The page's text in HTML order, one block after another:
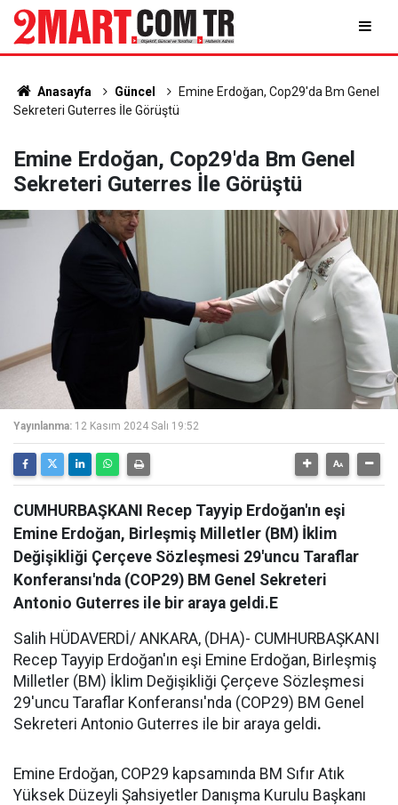
Anasayfa Güncel
Emine Erdoğan, Cop29'da Bm Genel
Sekreteri Guterres İle Görüştü
Emine Erdoğan, Cop29'da Bm Genel
Sekreteri Guterres İle Görüştü
Yayınlanma: 12 Kasım 2024 Salı 19:52
CUMHURBAŞKANI Recep Tayyip Erdoğan'ın eşi
Emine Erdoğan, Birleşmiş Milletler (BM) İklim
Değişikliği Çerçeve Sözleşmesi 29'uncu Taraflar
Konferansı'nda (COP29) BM Genel Sekreteri
Antonio Guterres ile bir araya geldi.E
Salih HÜDAVERDİ/ ANKARA, (DHA)- CUMHURBAŞKANI
Recep Tayyip Erdoğan'ın eşi Emine Erdoğan, Birleşmiş
Milletler (BM) İklim Değişikliği Çerçeve Sözleşmesi
29'uncu Taraflar Konferansı'nda (COP29) BM Genel
Sekreteri Antonio Guterres ile bir araya geldi.
Emine Erdoğan, COP29 kapsamında BM Sıfır Atık
Yüksek Düzeyli Şahsiyetler Danışma Kurulu Başkanı